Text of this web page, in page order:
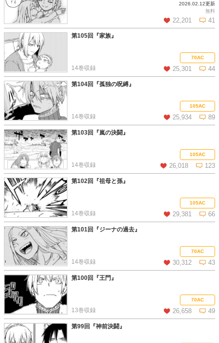
この話を読む コメントを見る2026.02.12更新
無料
22,201 41
この話を読む コメントを見る
第105回『家族』
70AC
25,301 44
14巻収録
この話を読む コメントを見る
第104回『孤独の呪縛』
105AC
25,934 89
14巻収録
この話を読む コメントを見る
第103回『嵐の決闘』
105AC
26,018 123
14巻収録
この話を読む コメントを見る
第102回『祖母と孫』
105AC
29,381 66
14巻収録
この話を読む コメントを見る
第101回『ジーナの過去』
70AC
30,312 43
14巻収録
この話を読む コメントを見る
第100回『王門』
70AC
26,658 49
13巻収録
第99回『神前決闘』